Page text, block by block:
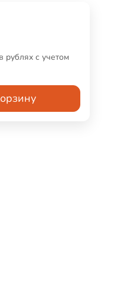
рублях с учетом